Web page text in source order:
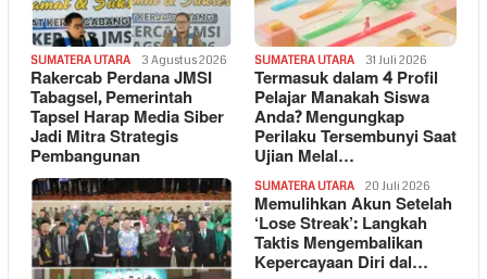
SUMATERA UTARA 3 Agustus 2026
Rakercab Perdana JMSI
Tabagsel, Pemerintah
Tapsel Harap Media Siber
Jadi Mitra Strategis
Pembangunan
SUMATERA UTARA 31 Juli 2026
Termasuk dalam 4 Profil
Pelajar Manakah Siswa
Anda? Mengungkap
Perilaku Tersembunyi Saat
Ujian Melal…
SUMATERA UTARA 20 Juli 2026
Memulihkan Akun Setelah
‘Lose Streak’: Langkah
Taktis Mengembalikan
Kepercayaan Diri dal…